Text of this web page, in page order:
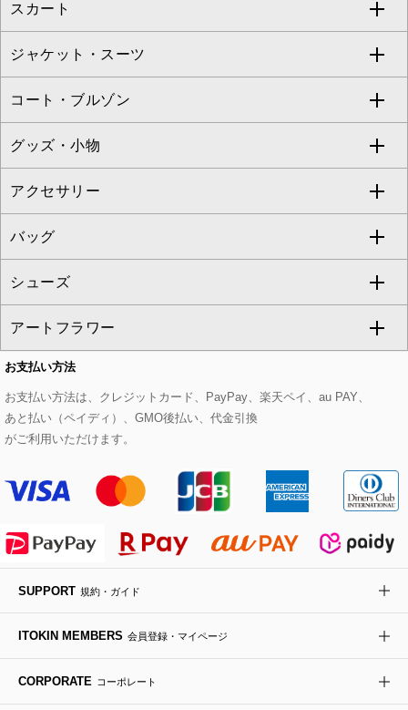
TARA JARMON
ZAPA
TONEA
al'aise modulation
GEORGES RECH
GIANNI LO GIUDICE
CHRISTIAN AUJARD
CHRISTIAN AUJARD Lサイズ
eur3
Maison de CINQ
MK MICHEL KLEIN BAG
HIROKO KOSHINO
re:edition project 165
ブラウス・シャツ
ニット・セーター
カーディガン
アンサンブルセット
ベスト・ジレ
パーカー
タンクトップ・キャミソール
スウェット・ジャージー
その他のトップス
ワンピース
ドレス
チュニック
ジャンパースカート
その他のワンピース・ドレス
すべてのパンツ
フルレングスパンツ
クロップド・半端丈パンツ
ガウチョ・ワイドパンツ
ハーフ・ショート丈パンツ
サロペット・オールインワン
その他のパンツ
スカート
すべてのスカート
ロング・マキシ丈スカート
ひざ丈スカート
ミモレ丈スカート
ショート・ミニ丈スカート
その他のスカート
ジャケット・スーツ
すべてのジャケット・スーツ
テーラードジャケット
ノーカラージャケット
セットアップ
セットアップジャケット
セットアップパンツ
セットアップスカート
セットアップワンピース
コート・ブルゾン
すべてのコート・ブルゾン
トレンチコート
ピーコート
ダッフルコート
チェスターコート
モッズコート
ステンカラーコート
ライダースジャケット
デニムジャケット
ダウンジャケット・コート
その他のコート・ブルゾン
グッズ・小物
すべてのグッズ・小物
マスク
ストール・マフラー・スヌード
ベルト・サスペンダー
帽子
ヘアアクセサリー
ハンカチ・バンダナ
手袋
チャーム・ストラップ
アクセサリー
すべてのアクセサリー
ネックレス
ピアス・イヤリング
ブレスレット・バングル
ブローチ・コサージュ
バッグ
すべてのバッグ
トートバッグ
ショルダーバッグ
ボストンバッグ
バックパック・リュック
ボディバッグ・メッセンジャーバッグ
トラベルバッグ
ビジネスバッグ
その他のバッグ
シューズ
すべてのシューズ
パンプス
スニーカー
フラットシューズ
ローファー
ドレスシューズ
サンダル・ミュール
その他のシューズ
アートフラワー
すべてのアートフラワー
ローズ
カサブランカ・カラー
ラナンキュラス
ポプリアレンジ＆フレグランス
その他のアートフラワー
お支払い方法
お支払い方法は、クレジットカード、PayPay、楽天ペイ、au PAY、
あと払い（ペイディ）、GMO後払い、代金引換
がご利用いただけます。
SUPPORT 規約・ガイド
ITOKIN MEMBERS 会員登録・マイページ
CORPORATE コーポレート